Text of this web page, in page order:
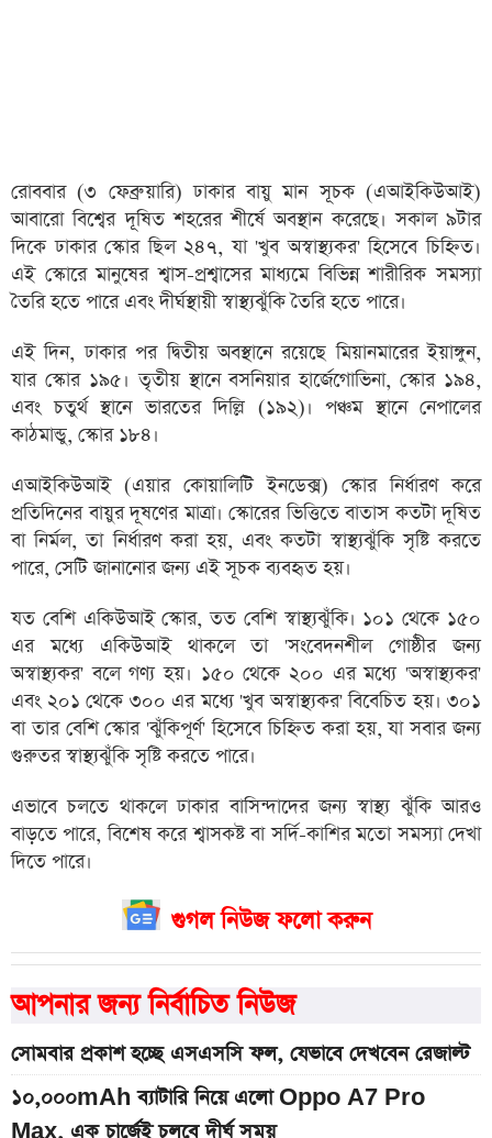
রোববার (৩ ফেব্রুয়ারি) ঢাকার বায়ু মান সূচক (এআইকিউআই)
আবারো বিশ্বের দূষিত শহরের শীর্ষে অবস্থান করেছে। সকাল ৯টার
দিকে ঢাকার স্কোর ছিল ২৪৭, যা 'খুব অস্বাস্থ্যকর' হিসেবে চিহ্নিত।
এই স্কোরে মানুষের শ্বাস-প্রশ্বাসের মাধ্যমে বিভিন্ন শারীরিক সমস্যা
তৈরি হতে পারে এবং দীর্ঘস্থায়ী স্বাস্থ্যঝুঁকি তৈরি হতে পারে।
এই দিন, ঢাকার পর দ্বিতীয় অবস্থানে রয়েছে মিয়ানমারের ইয়াঙ্গুন,
যার স্কোর ১৯৫। তৃতীয় স্থানে বসনিয়ার হার্জেগোভিনা, স্কোর ১৯৪,
এবং চতুর্থ স্থানে ভারতের দিল্লি (১৯২)। পঞ্চম স্থানে নেপালের
কাঠমান্ডু, স্কোর ১৮৪।
এআইকিউআই (এয়ার কোয়ালিটি ইনডেক্স) স্কোর নির্ধারণ করে
প্রতিদিনের বায়ুর দূষণের মাত্রা। স্কোরের ভিত্তিতে বাতাস কতটা দূষিত
বা নির্মল, তা নির্ধারণ করা হয়, এবং কতটা স্বাস্থ্যঝুঁকি সৃষ্টি করতে
পারে, সেটি জানানোর জন্য এই সূচক ব্যবহৃত হয়।
যত বেশি একিউআই স্কোর, তত বেশি স্বাস্থ্যঝুঁকি। ১০১ থেকে ১৫০
এর মধ্যে একিউআই থাকলে তা 'সংবেদনশীল গোষ্ঠীর জন্য
অস্বাস্থ্যকর' বলে গণ্য হয়। ১৫০ থেকে ২০০ এর মধ্যে 'অস্বাস্থ্যকর'
এবং ২০১ থেকে ৩০০ এর মধ্যে 'খুব অস্বাস্থ্যকর' বিবেচিত হয়। ৩০১
বা তার বেশি স্কোর 'ঝুঁকিপূর্ণ' হিসেবে চিহ্নিত করা হয়, যা সবার জন্য
গুরুতর স্বাস্থ্যঝুঁকি সৃষ্টি করতে পারে।
এভাবে চলতে থাকলে ঢাকার বাসিন্দাদের জন্য স্বাস্থ্য ঝুঁকি আরও
বাড়তে পারে, বিশেষ করে শ্বাসকষ্ট বা সর্দি-কাশির মতো সমস্যা দেখা
দিতে পারে।
গুগল নিউজ ফলো করুন
আপনার জন্য নির্বাচিত নিউজ
সোমবার প্রকাশ হচ্ছে এসএসসি ফল, যেভাবে দেখবেন রেজাল্ট
১০,০০০mAh ব্যাটারি নিয়ে এলো Oppo A7 Pro
Max, এক চার্জেই চলবে দীর্ঘ সময়